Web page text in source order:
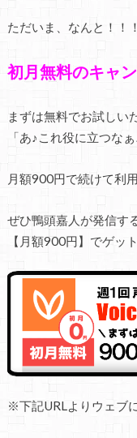
ただいま、なんと！！！
初月無料のキャ
まずは無料でお試しい
「あ♪これ役に立つな
月額900円で続けて利
ぜひ鴨頭嘉人が発信す
【月額900円】でゲッ
※下記URLよりウェブ